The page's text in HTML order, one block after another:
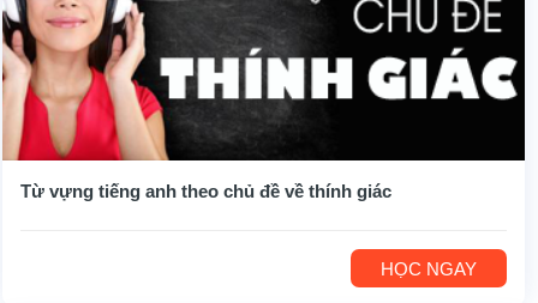
Từ vựng tiếng anh theo chủ đề về thính giác
HỌC NGAY